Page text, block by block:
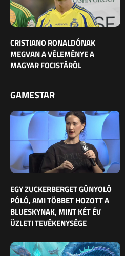
CRISTIANO RONALDÓNAK
MEGVAN A VÉLEMÉNYE A
MAGYAR FOCISTÁRÓL
GAMESTAR
EGY ZUCKERBERGET GÚNYOLÓ
PÓLÓ, AMI TÖBBET HOZOTT A
BLUESKYNAK, MINT KÉT ÉV
ÜZLETI TEVÉKENYSÉGE